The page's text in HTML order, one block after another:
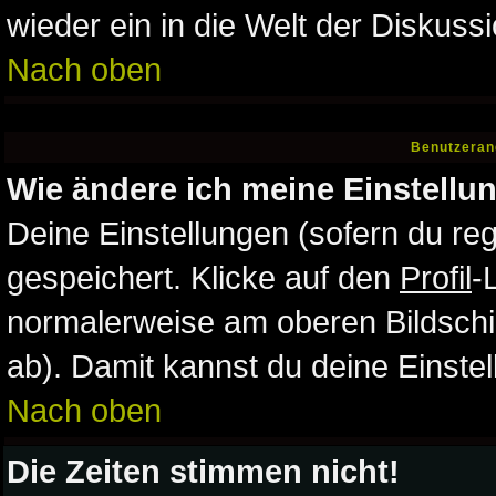
wieder ein in die Welt der
Nach oben
Wie ändere ich meine
Deine Einstellungen (sofern du
gespeichert. Klicke auf den Profil-
normalerweise am oberen
ab). Damit kannst du deine
Nach oben
Die Zeiten stimmen nicht!